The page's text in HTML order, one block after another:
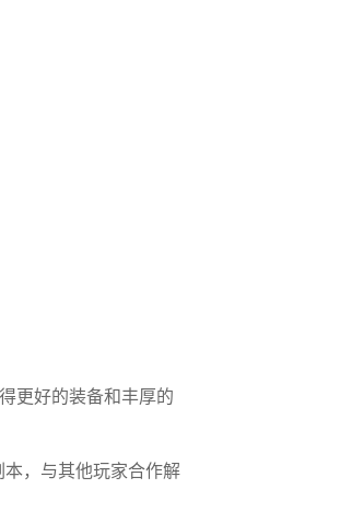
更好的装备和丰厚的
，与其他玩家合作解